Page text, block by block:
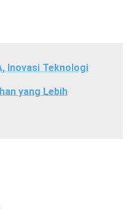
Inovasi Teknologi
yang Lebih